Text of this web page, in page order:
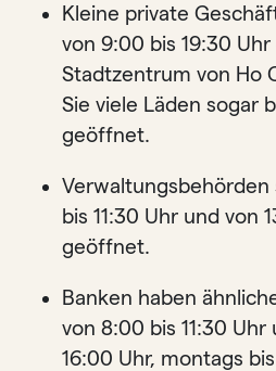
Kleine private
von 9:00 bis 19:30
Stadtzentrum von Ho
Sie viele Läden sogar
geöffnet.
bis 11:30 Uhr und von
geöffnet.
Banken haben
von 8:00 bis 11:30 Uhr
16:00 Uhr, montags